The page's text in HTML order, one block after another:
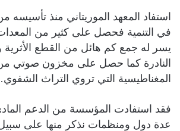
استفاد المعهد الموريتاني منذ تأسيسه
في التنمية فحصل على كثير من
يسر له جمع كم هائل من القطع
النادرة كما حصل على مخزون صوتي
المغناطيسية التي تروي التراث
فقد استفادت المؤسسة من الدعم
عدة دول ومنظمات نذكر منها على سبيل